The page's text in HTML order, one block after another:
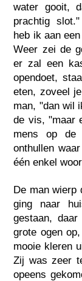
water gooit,
prachtig
heb ik aan
Weer zei de
er zal een
opendoet,
eten, zoveel
man, "dan wil
de vis, "maar
mens op de
onthullen
één enkel
De man wierp
ging naar
gestaan,
grote ogen
mooie kleren
Zij was zeer
opeens